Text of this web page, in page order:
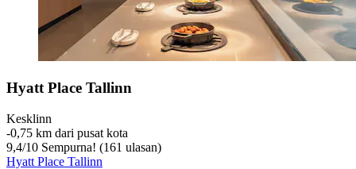
Hyatt Place Tallinn
Kesklinn
‐0,75 km dari pusat kota
9,4/10 Sempurna! (161 ulasan)
Hyatt Place Tallinn